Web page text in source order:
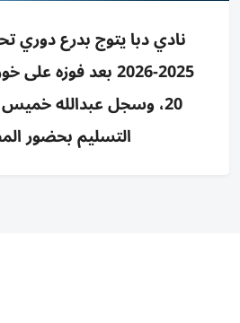
20، وسجل عبدالله
التسليم بحضور